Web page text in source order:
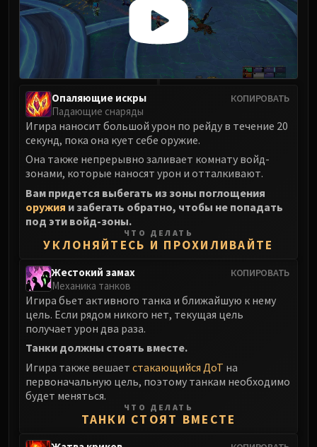
Larodar
Nymue
Smolderon
Tindral Sageswift
ABERRUS
Kazzara
The Amalgamation Chamber
The Forgotten Experiments
Assault of the Zaqali
Rashok, the Elder
Zskarn
Magmorax
Echo of Neltharion
Scalecommander Sarkareth
Eranog
Terros
Dathea
Diurna
КОПИРОВАТЬ
Опаляющие искры
Падающие снаряды
Игира наносит большой урон по рейду в течение 20
секунд, пока она кует себе оружие.
Она также непрерывно заливает комнату войд-
зонами, которые наносят урон и отталкивают.
Вам придется выбегать из зоны поглощения
оружия и забегать обратно, чтобы не попадать
под эти войд-зоны.
ЧТО ДЕЛАТЬ
УКЛОНЯЙТЕСЬ И ПРОХИЛИВАЙТЕ
КОПИРОВАТЬ
Жестокий замах
Механика танков
Игира бьет активного танка и ближайшую к нему
цель. Если рядом никого нет, текущая цель
получает урон два раза.
Танки должны стоять вместе.
Игира также вешает стакающийся ДоТ на
первоначальную цель, поэтому танкам необходимо
будет меняться.
ЧТО ДЕЛАТЬ
ТАНКИ СТОЯТ ВМЕСТЕ